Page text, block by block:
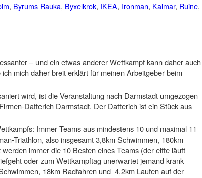
, Byrums Rauka, Byxelkrok, IKEA, Ironman, Kalmar, Ruine,
– und ein etwas anderer Wettkampf kann daher auch
mich daher breit erklärt für meinen Arbeitgeber beim
wird, ist die Veranstaltung nach Darmstadt umgezogen
Datterich Darmstadt. Der Datterich ist ein Stück aus
Immer Teams aus mindestens 10 und maximal 11
Triathlon, also insgesamt 3,8km Schwimmen, 180km
immer die 10 Besten eines Teams (der elfte läuft
oder zum Wettkampftag unerwartet jemand krank
18km Radfahren und 4,2km Laufen auf der